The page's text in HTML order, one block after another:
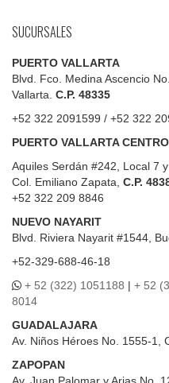
SUCURSALES
PUERTO VALLARTA
Blvd. Fco. Medina Ascencio
Vallarta. C.P. 48335
+52 322 2091599 / +52 322
PUERTO VALLARTA CENTRO
Aquiles Serdán #242, Local 7
Col. Emiliano Zapata, C.P.
+52 322 209 8846
NUEVO NAYARIT
Blvd.
Riviera Nayarit #1544,
+52-329-688-46-18
+ 52 (322) 1051188 | + 52
8014
GUADALAJARA
Av. Niños Héroes No. 1555-1,
ZAPOPAN
Av. Juan Palomar y Arias No.